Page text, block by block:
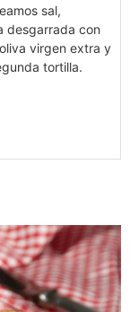
sal,
desgarrada con
virgen extra y
tortilla.